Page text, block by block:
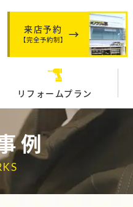
来店予約
【完全予約制】
リフォームプラン
例